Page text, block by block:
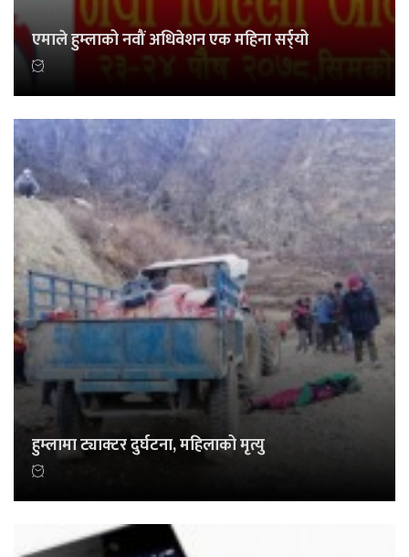
एमाले हुम्लाको नवौं अधिवेशन एक महिना सर्र्यो
हुम्लामा ट्याक्टर दुर्घटना, महिलाको मृत्यु